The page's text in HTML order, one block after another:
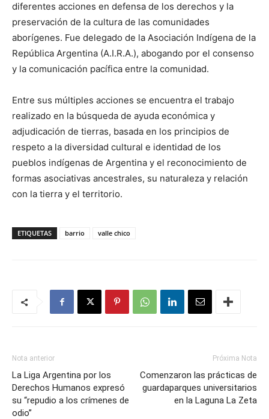
diferentes acciones en defensa de los derechos y la
preservación de la cultura de las comunidades
aborígenes. Fue delegado de la Asociación Indígena de la
República Argentina (A.I.R.A.), abogando por el consenso
y la comunicación pacífica entre la comunidad.
Entre sus múltiples acciones se encuentra el trabajo
realizado en la búsqueda de ayuda económica y
adjudicación de tierras, basada en los principios de
respeto a la diversidad cultural e identidad de los
pueblos indígenas de Argentina y el reconocimiento de
formas asociativas ancestrales, su naturaleza y relación
con la tierra y el territorio.
ETIQUETAS barrio valle chico
Nota anterior
La Liga Argentina por los
Derechos Humanos expresó
su “repudio a los crímenes de
odio”
Próxima Nota
Comenzaron las prácticas de
guardaparques universitarios
en la Laguna La Zeta